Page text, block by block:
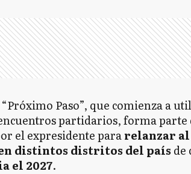
Paso”, que comienza a
partidarios, forma parte
el expresidente pararelanzar al
distintos distritos del país de
el 2027.